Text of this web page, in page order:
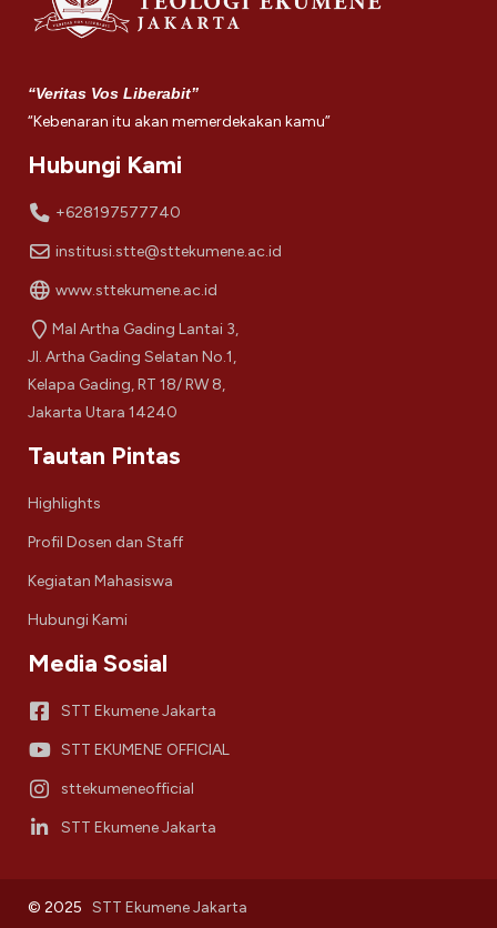
“Veritas Vos Liberabit”
“Kebenaran itu akan memerdekakan kamu”
Hubungi Kami
+628197577740
institusi.stte@sttekumene.ac.id
www.sttekumene.ac.id
Mal Artha Gading Lantai 3,
Jl. Artha Gading Selatan No.1,
Kelapa Gading, RT 18/ RW 8,
Jakarta Utara 14240
Tautan Pintas
Highlights
Profil Dosen dan Staff
Kegiatan Mahasiswa
Hubungi Kami
Media Sosial
STT Ekumene Jakarta
STT EKUMENE OFFICIAL
sttekumeneofficial
STT Ekumene Jakarta
© 2025 STT Ekumene Jakarta